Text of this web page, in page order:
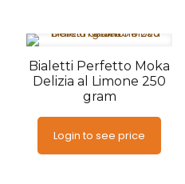
Bialetti Perfetto Moka
Delizia al Limone 250
gram
Login to see price